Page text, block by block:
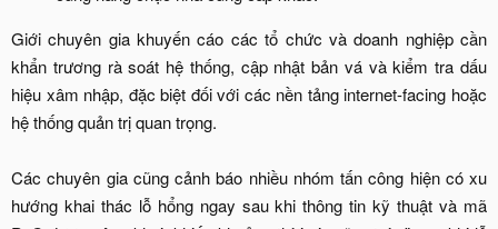
Giới chuyên gia khuyến cáo các tổ chức và doanh nghiệp cần
khẩn trương rà soát hệ thống, cập nhật bản vá và kiểm tra dấu
hiệu xâm nhập, đặc biệt đối với các nền tảng internet-facing hoặc
hệ thống quản trị quan trọng.
Các chuyên gia cũng cảnh báo nhiều nhóm tấn công hiện có xu
hướng khai thác lỗ hổng ngay sau khi thông tin kỹ thuật và mã